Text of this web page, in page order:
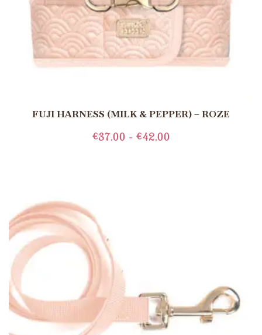
FUJI HARNESS (MILK & PEPPER) – ROZE
€37.00 - €42.00